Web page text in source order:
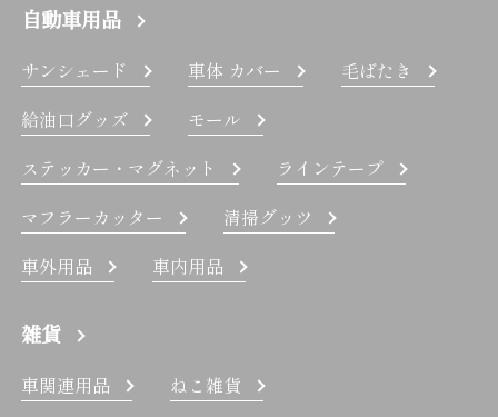
自動車用品
サンシェード 車体 カバー
毛ばたき
給油口グッズ
モール
ステッカー・マグネット
ラインテープ
マフラーカッター
清掃グッツ
車外用品
車内用品
雑貨
車関連用品 ねこ雑貨